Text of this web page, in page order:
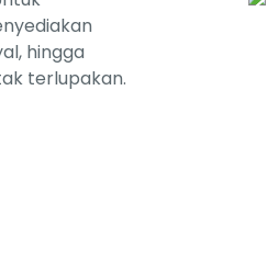
hingga
terlupakan.